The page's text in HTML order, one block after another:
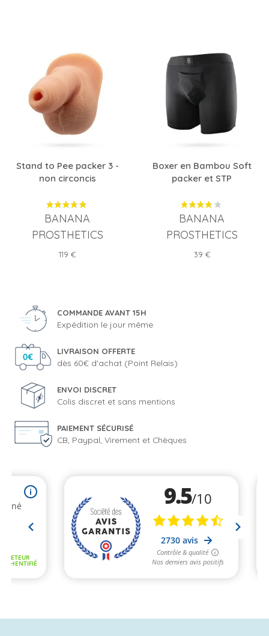
Stand to Pee packer 3 -
non circoncis
BANANA
PROSTHETICS
Prix
119 €
Boxer en Bambou Soft
packer et STP
BANANA
PROSTHETICS
Prix
39 €
COMMANDE AVANT 15H
Expédition le jour même
LIVRAISON OFFERTE
dès 60€ d'achat (Point Relais)
ENVOI DISCRET
Colis discret et sans mentions
PAIEMENT SÉCURISÉ
CB, Paypal, Virement et Chèques